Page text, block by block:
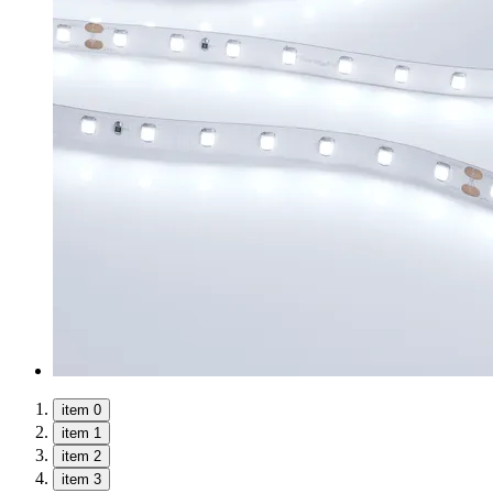
item 0
item 1
item 2
item 3